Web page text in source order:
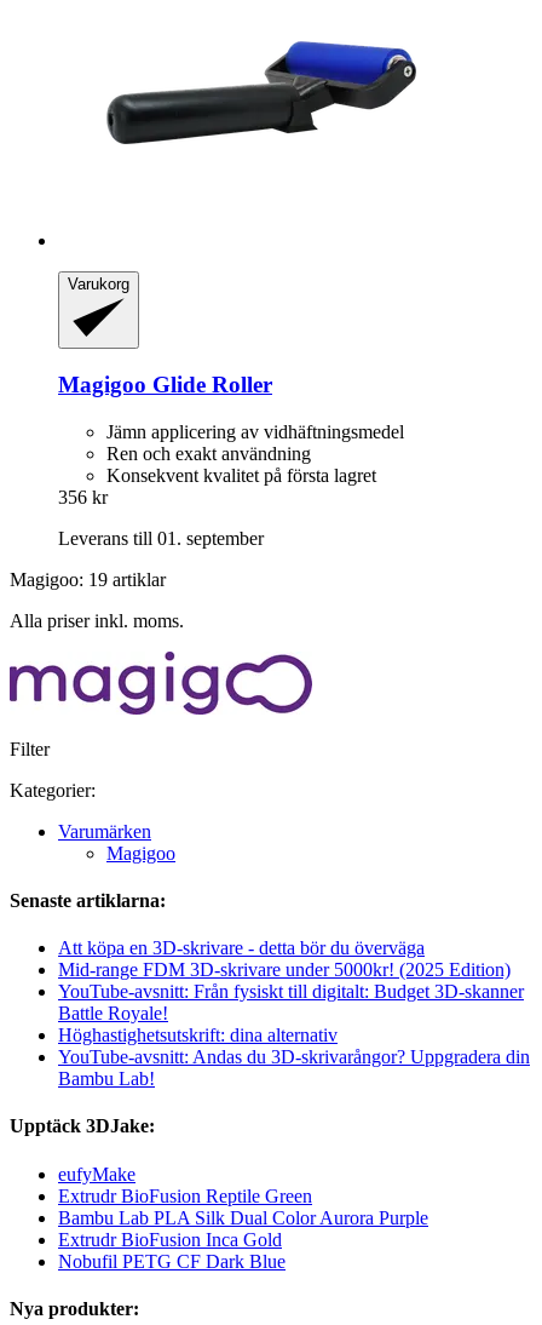
Varukorg
Magigoo Glide Roller
Jämn applicering av vidhäftningsmedel
Ren och exakt användning
Konsekvent kvalitet på första lagret
356 kr
Leverans till 01. september
Magigoo: 19 artiklar
Alla priser inkl. moms.
Filter
Kategorier:
Varumärken
Magigoo
Senaste artiklarna:
Att köpa en 3D-skrivare - detta bör du överväga
Mid-range FDM 3D-skrivare under 5000kr! (2025 Edition)
YouTube-avsnitt: Från fysiskt till digitalt: Budget 3D-skanner
Battle Royale!
Höghastighetsutskrift: dina alternativ
YouTube-avsnitt: Andas du 3D-skrivarångor? Uppgradera din
Bambu Lab!
Upptäck 3DJake:
eufyMake
Extrudr BioFusion Reptile Green
Bambu Lab PLA Silk Dual Color Aurora Purple
Extrudr BioFusion Inca Gold
Nobufil PETG CF Dark Blue
Nya produkter: